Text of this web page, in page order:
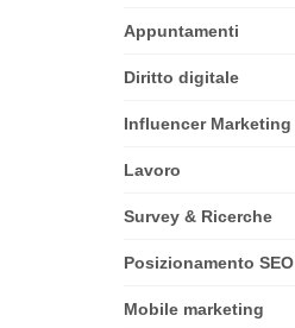
Appuntamenti
Diritto digitale
Influencer Marketing
Lavoro
Survey & Ricerche
Posizionamento SEO
Mobile marketing